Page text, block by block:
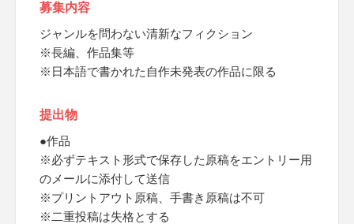
募集内容
ジャンルを問わない清新なフィクション
※長編、作品集等
※日本語で書かれた自作未発表の作品に限る
提出物
●作品
※必ずテキスト形式で保存した原稿をエントリー用
のメールに添付して送信
※プリントアウト原稿、手書き原稿は不可
※二重投稿は失格とする